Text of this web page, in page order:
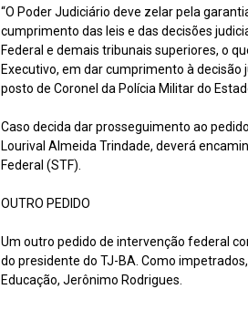
“O Poder Judiciário deve zelar pela
cumprimento das leis e das decisões
Federal e demais tribunais superiores, o
Executivo, em dar cumprimento à
posto de Coronel da Polícia Militar do
Caso decida dar prosseguimento ao
Lourival Almeida Trindade, deverá
Federal (STF).
OUTRO PEDIDO
Um outro pedido de intervenção federal
do presidente do TJ-BA. Como
Educação, Jerônimo Rodrigues.